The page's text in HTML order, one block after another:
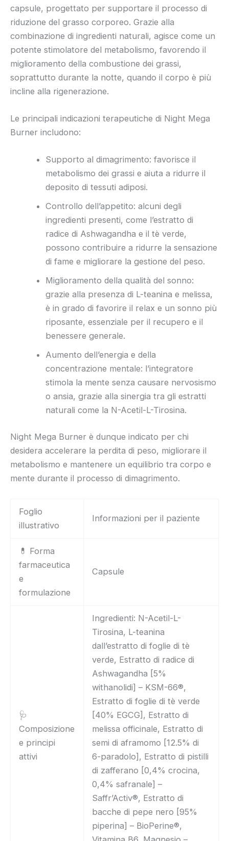
capsule, progettato per supportare il processo di
riduzione del grasso corporeo. Grazie alla
combinazione di ingredienti naturali, agisce come un
potente stimolatore del metabolismo, favorendo il
miglioramento della combustione dei grassi,
soprattutto durante la notte, quando il corpo è più
incline alla rigenerazione.
Le principali indicazioni terapeutiche di Night Mega
Burner includono:
Supporto al dimagrimento: favorisce il
metabolismo dei grassi e aiuta a ridurre il
deposito di tessuti adiposi.
Controllo dell’appetito: alcuni degli
ingredienti presenti, come l’estratto di
radice di Ashwagandha e il tè verde,
possono contribuire a ridurre la sensazione
di fame e migliorare la gestione del peso.
Miglioramento della qualità del sonno:
grazie alla presenza di L-teanina e melissa,
è in grado di favorire il relax e un sonno più
riposante, essenziale per il recupero e il
benessere generale.
Aumento dell’energia e della
concentrazione mentale: l’integratore
stimola la mente senza causare nervosismo
o ansia, grazie alla sinergia tra gli estratti
naturali come la N-Acetil-L-Tirosina.
Night Mega Burner è dunque indicato per chi
desidera accelerare la perdita di peso, migliorare il
metabolismo e mantenere un equilibrio tra corpo e
mente durante il processo di dimagrimento.
Foglio
illustrativo
Informazioni per il paziente
💊 Forma
farmaceutica
e
formulazione
Capsule
🩺
Composizione
e principi
attivi
Ingredienti: N-Acetil-L-
Tirosina, L-teanina
dall’estratto di foglie di tè
verde, Estratto di radice di
Ashwagandha [5%
withanolidi] – KSM-66®,
Estratto di foglie di tè verde
[40% EGCG], Estratto di
melissa officinale, Estratto di
semi di aframomo [12.5% di
6-paradolo], Estratto di pistilli
di zafferano [0,4% crocina,
0,4% safranale] –
Saffr’Activ®, Estratto di
bacche di pepe nero [95%
piperina] – BioPerine®,